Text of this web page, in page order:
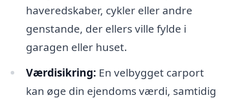
haveredskaber, cykler eller andre
genstande, der ellers ville fylde i
garagen eller huset.
Værdisikring: En velbygget carport
kan øge din ejendoms værdi, samtidig